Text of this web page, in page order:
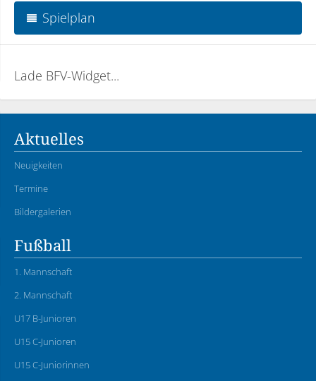
Spielplan
Lade BFV-Widget...
Aktuelles
Neuigkeiten
Termine
Bildergalerien
Fußball
1. Mannschaft
2. Mannschaft
U17 B-Junioren
U15 C-Junioren
U15 C-Juniorinnen